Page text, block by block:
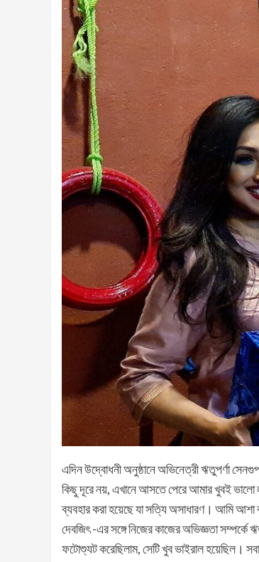
এদিন উদ্বোধনী অনুষ্ঠানে অভিনেত্রী ঋতুপর্ণা
কিছু দূরে নয়, এখানে আসতে পেরে আমার খুবই ভালো
ব্যবহার করা হয়েছে যা সত্যি অসাধারণ। আমি
দেবজিৎ -এর সঙ্গে নিজের কাজের অভিজ্ঞতা
ফটোশ্যুট করেছিলাম, সেটি খুব ভাইরাল হয়েছিল।